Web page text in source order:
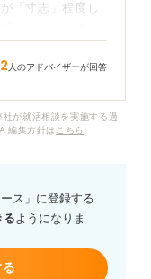
「寸志」程度し
も十分に評価さ
らい変わるので
るには、求人情
、アドバイスを
2 人のアドバイザーが回答
が就活相談を実施する過
編集方針は こちら
ス」に登録する
るようになりま